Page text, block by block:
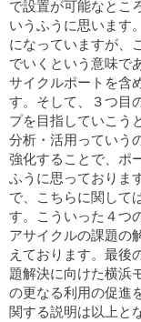
で設置が可能なとこ
いうふうに思います
になっていますが、
でいくという意味で
サイクルポートを含
す。そして、３つ目
プを目指していこう
分析・活用っていう
強化することで、ポ
ふうに思っておりま
で、こちらに関して
す。こういった４つ
アサイクルの課題の
えております。最後
題解決に向けた横浜
の更なる利用の促進
関する説明は以上と